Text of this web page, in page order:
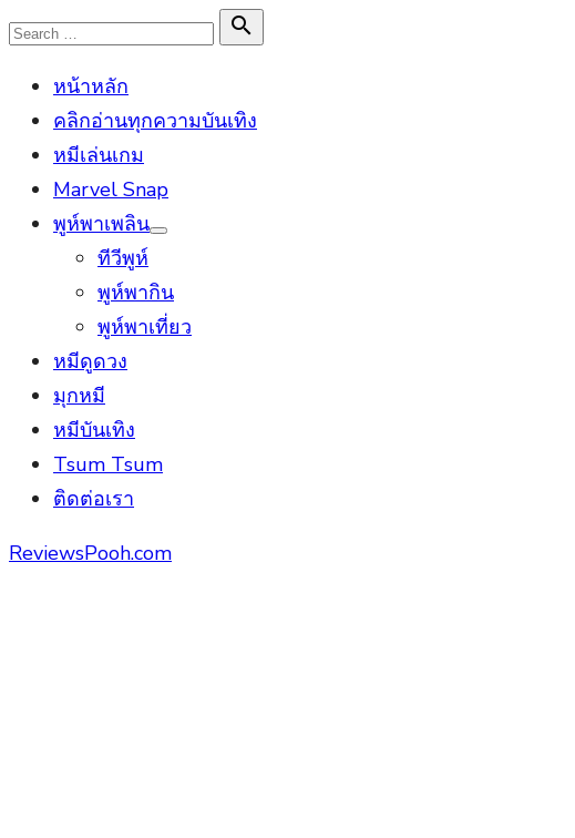
Skip
content
Search

Search
หน้าหลัก
คลิกอ่านทุกความบันเทิง
หมีเล่นเกม
Marvel Snap
พูห์พาเพลิน
Show
ทีวีพูห์
พูห์พากิน
พูห์พาเที่ยว
หมีดูดวง
มุกหมี
หมีบันเทิง
Tsum Tsum
ติดต่อเรา
ReviewsPooh.com